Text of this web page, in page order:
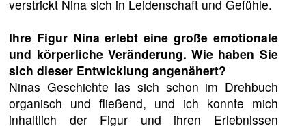
verstrickt Nina sich in Leidenschaft und Gefühle.
Ihre Figur Nina erlebt eine große emotionale
und körperliche Veränderung. Wie haben Sie
sich dieser Entwicklung angenähert?
Ninas Geschichte las sich schon im Drehbuch
organisch und fließend, und ich konnte mich
inhaltlich der Figur und ihren Erlebnissen